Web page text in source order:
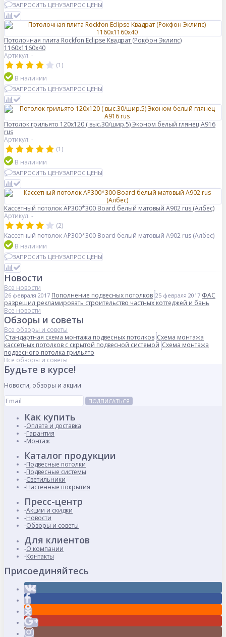
ЗАПРОСИТЬ ЦЕНУЗАПРОС ЦЕНЫ
Потолочная плита Rockfon Eclipse Квадрат (Рокфон Эклипс)
1160x1160x40
Артикул: -
(1)
В наличии
ЗАПРОСИТЬ ЦЕНУЗАПРОС ЦЕНЫ
Потолок грильято 120х120 ( выс.30/шир.5) Эконом белый глянец А916
rus
Артикул: -
(1)
В наличии
ЗАПРОСИТЬ ЦЕНУЗАПРОС ЦЕНЫ
Кассетный потолок AP300*300 Board белый матовый А902 rus (Албес)
Артикул: -
(2)
Кассетный потолок AP300*300 Board белый матовый А902 rus (Албес)
В наличии
ЗАПРОСИТЬ ЦЕНУЗАПРОС ЦЕНЫ
Новости
Все новости
26 февраля 2017 Пополнение подвесных потолков 25 февраля 2017 ФАС
разрешил рекламировать строительство частных коттеджей и бань
Все новости
Обзоры и советы
Все обзоры и советы
Стандартная схема монтажа подвесных потолков Схема монтажа
кассетных потолков с скрытой подвесной системой Схема монтажа
подвесного потолка грильято
Все обзоры и советы
Будьте в курсе!
Новости, обзоры и акции
ПОДПИСАТЬСЯ
Как купить
Оплата и доставка
Гарантия
Монтаж
Каталог продукции
Подвесные потолки
Подвесные системы
Светильники
Настенные покрытия
Пресс-центр
Акции и скидки
Новости
Обзоры и советы
Для клиентов
О компании
Контакты
Присоединяйтесь